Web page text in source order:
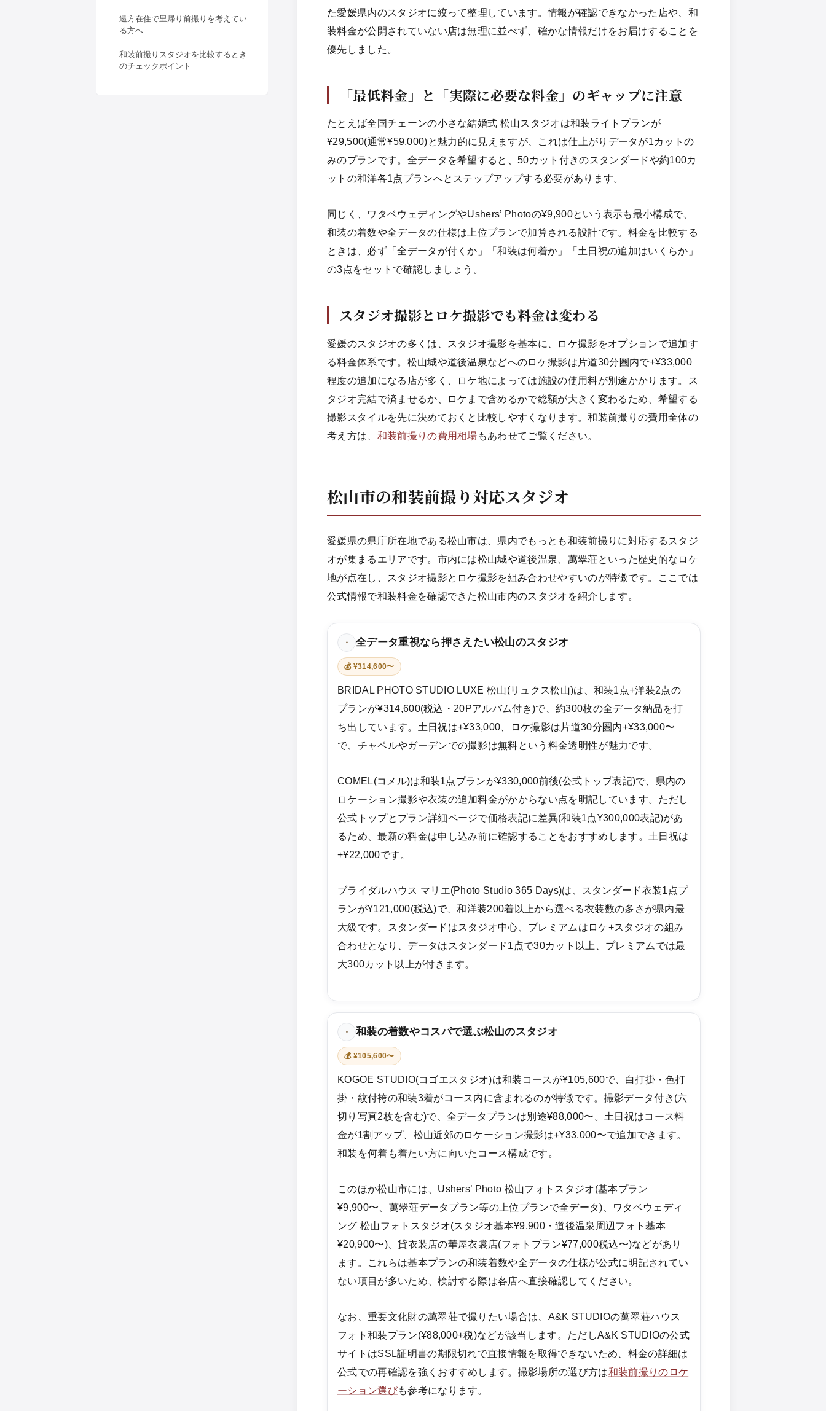
遠方在住で里帰り前撮りを考えてい
る方へ
和装前撮りスタジオを比較するとき
のチェックポイント
た愛媛県内のスタジオに絞って整理しています。情報が確認できなかった店や、和
装料金が公開されていない店は無理に並べず、確かな情報だけをお届けすることを
優先しました。
「最低料金」と「実際に必要な料金」のギャップに注意
たとえば全国チェーンの小さな結婚式 松山スタジオは和装ライトプランが
¥29,500(通常¥59,000)と魅力的に見えますが、これは仕上がりデータが1カットの
みのプランです。全データを希望すると、50カット付きのスタンダードや約100カ
ットの和洋各1点プランへとステップアップする必要があります。
同じく、ワタベウェディングやUshers’ Photoの¥9,900という表示も最小構成で、
和装の着数や全データの仕様は上位プランで加算される設計です。料金を比較する
ときは、必ず「全データが付くか」「和装は何着か」「土日祝の追加はいくらか」
の3点をセットで確認しましょう。
スタジオ撮影とロケ撮影でも料金は変わる
愛媛のスタジオの多くは、スタジオ撮影を基本に、ロケ撮影をオプションで追加す
る料金体系です。松山城や道後温泉などへのロケ撮影は片道30分圏内で+¥33,000
程度の追加になる店が多く、ロケ地によっては施設の使用料が別途かかります。ス
タジオ完結で済ませるか、ロケまで含めるかで総額が大きく変わるため、希望する
撮影スタイルを先に決めておくと比較しやすくなります。和装前撮りの費用全体の
考え方は、 和装前撮りの費用相場 もあわせてご覧ください。
松山市の和装前撮り対応スタジオ
愛媛県の県庁所在地である松山市は、県内でもっとも和装前撮りに対応するスタジ
オが集まるエリアです。市内には松山城や道後温泉、萬翠荘といった歴史的なロケ
地が点在し、スタジオ撮影とロケ撮影を組み合わせやすいのが特徴です。ここでは
公式情報で和装料金を確認できた松山市内のスタジオを紹介します。
・ 全データ重視なら押さえたい松山のスタジオ
💰 ¥314,600〜
BRIDAL PHOTO STUDIO LUXE 松山(リュクス松山)は、和装1点+洋装2点の
プランが¥314,600(税込・20Pアルバム付き)で、約300枚の全データ納品を打
ち出しています。土日祝は+¥33,000、ロケ撮影は片道30分圏内+¥33,000〜
で、チャペルやガーデンでの撮影は無料という料金透明性が魅力です。
COMEL(コメル)は和装1点プランが¥330,000前後(公式トップ表記)で、県内の
ロケーション撮影や衣装の追加料金がかからない点を明記しています。ただし
公式トップとプラン詳細ページで価格表記に差異(和装1点¥300,000表記)があ
るため、最新の料金は申し込み前に確認することをおすすめします。土日祝は
+¥22,000です。
ブライダルハウス マリエ(Photo Studio 365 Days)は、スタンダード衣装1点プ
ランが¥121,000(税込)で、和洋装200着以上から選べる衣装数の多さが県内最
大級です。スタンダードはスタジオ中心、プレミアムはロケ+スタジオの組み
合わせとなり、データはスタンダード1点で30カット以上、プレミアムでは最
大300カット以上が付きます。
・ 和装の着数やコスパで選ぶ松山のスタジオ
💰 ¥105,600〜
KOGOE STUDIO(コゴエスタジオ)は和装コースが¥105,600で、白打掛・色打
掛・紋付袴の和装3着がコース内に含まれるのが特徴です。撮影データ付き(六
切り写真2枚を含む)で、全データプランは別途¥88,000〜。土日祝はコース料
金が1割アップ、松山近郊のロケーション撮影は+¥33,000〜で追加できます。
和装を何着も着たい方に向いたコース構成です。
このほか松山市には、Ushers’ Photo 松山フォトスタジオ(基本プラン
¥9,900〜、萬翠荘データプラン等の上位プランで全データ)、ワタベウェディ
ング 松山フォトスタジオ(スタジオ基本¥9,900・道後温泉周辺フォト基本
¥20,900〜)、貸衣装店の華屋衣裳店(フォトプラン¥77,000税込〜)などがあり
ます。これらは基本プランの和装着数や全データの仕様が公式に明記されてい
ない項目が多いため、検討する際は各店へ直接確認してください。
なお、重要文化財の萬翠荘で撮りたい場合は、A&K STUDIOの萬翠荘ハウス
フォト和装プラン(¥88,000+税)などが該当します。ただしA&K STUDIOの公式
サイトはSSL証明書の期限切れで直接情報を取得できないため、料金の詳細は
公式での再確認を強くおすすめします。撮影場所の選び方は和装前撮りのロケ
ーション選びも参考になります。